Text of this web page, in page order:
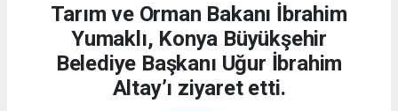
Tarım ve Orman Bakanı İbrahim
Yumaklı, Konya Büyükşehir
Belediye Başkanı Uğur İbrahim
Altay’ı ziyaret etti.